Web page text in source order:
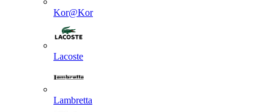
Kor@Kor
Lacoste
Lambretta